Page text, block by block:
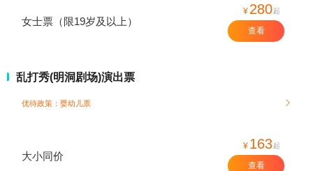
女士票（限19岁及以上）
¥ 280起
查看
乱打秀(明洞剧场)演出票
优待政策：婴幼儿票 
大小同价
¥ 163起
查看